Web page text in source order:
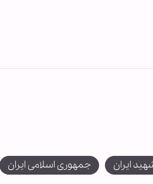
ایران جمهوری اسلامی ایران